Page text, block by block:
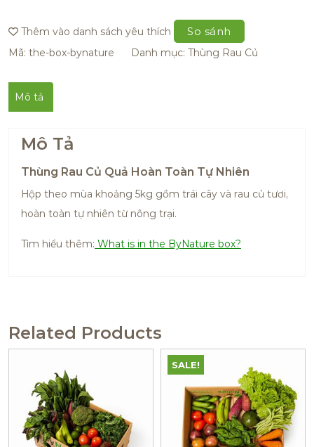
Thêm vào danh sách yêu thích So sánh
Mã: the-box-bynature Danh mục: Thùng Rau Củ
Mô tả
Mô Tả
Thùng Rau Củ Quả Hoàn Toàn Tự Nhiên
Hộp theo mùa khoảng 5kg gồm trái cây và rau củ tươi,
hoàn toàn tự nhiên từ nông trại.
Tìm hiểu thêm: What is in the ByNature box?
Related Products
SALE!